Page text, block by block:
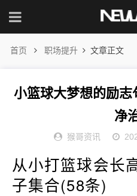
首页 职场提升 文章正文
小篮球大梦想的励
净
猴哥资讯
从小打篮球会长
子集合(58条)